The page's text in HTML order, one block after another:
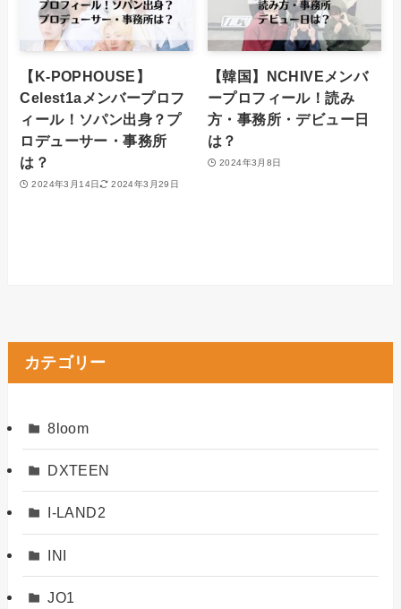
【K-POPHOUSE】
Celest1aメンバープロフ
ィール！ソパン出身？プ
ロデューサー・事務所
は？
2024年3月14日 2024年3月29日
【韓国】NCHIVEメンバ
ープロフィール！読み
方・事務所・デビュー日
は？
2024年3月8日
カテゴリー
8loom
DXTEEN
I-LAND2
INI
JO1